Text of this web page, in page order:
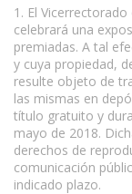
1. El
celebrará una
premiadas. A tal
y cuya propiedad,
resulte objeto de
las mismas en
título gratuito y
mayo de 2018.
derechos de
comunicación
indicado plazo.